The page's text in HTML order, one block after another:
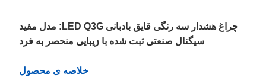
چراغ هشدار سه رنگی قایق بادبانی LED Q3G: مدل مفید
سیگنال صنعتی ثبت شده با زیبایی منحصر به فرد
خلاصه ی محصول